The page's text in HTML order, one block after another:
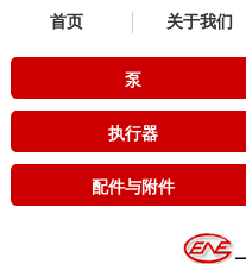
首页 关于我们
泵
执行器
配件与附件